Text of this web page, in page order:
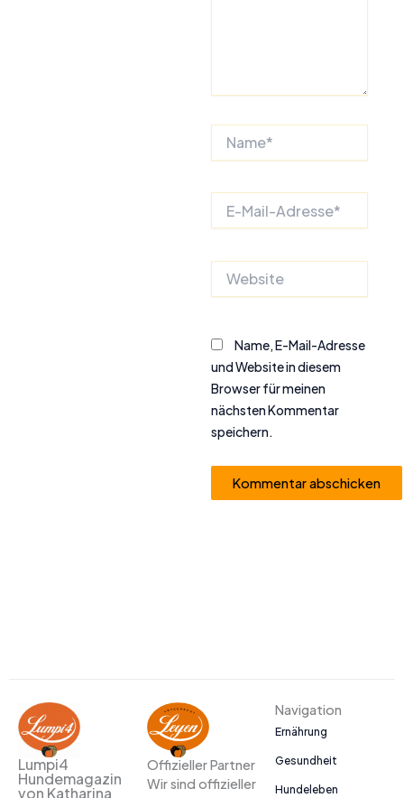
Mail-
Name, E-Mail-Adresse
und Website in diesem
Browser für meinen
nächsten Kommentar
speichern.
Lumpi4
Hundemagazin
von Katharina
Offizieller Partner
Wir sind offizieller
Navigation
Ernährung
Gesundheit
Hundeleben